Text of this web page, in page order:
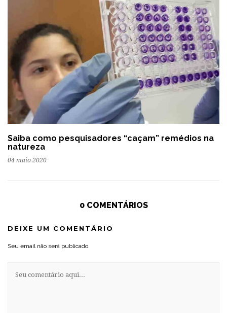
Saiba como pesquisadores “caçam” remédios na
natureza
04 maio 2020
0 COMENTÁRIOS
DEIXE UM COMENTÁRIO
Seu email não será publicado.